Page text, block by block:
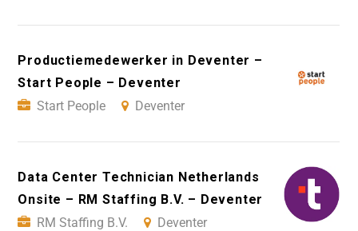
Productiemedewerker in Deventer –
Start People – Deventer
Start People
Deventer
Data Center Technician Netherlands
Onsite – RM Staffing B.V. – Deventer
RM Staffing B.V.
Deventer